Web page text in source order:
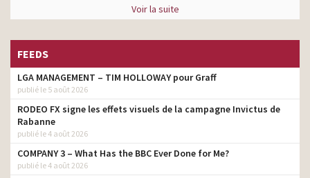
Voir la suite
FEEDS
LGA MANAGEMENT – TIM HOLLOWAY pour Graff
publié le 5 août 2026
RODEO FX signe les effets visuels de la campagne Invictus de
Rabanne
publié le 4 août 2026
COMPANY 3 – What Has the BBC Ever Done for Me?
publié le 4 août 2026